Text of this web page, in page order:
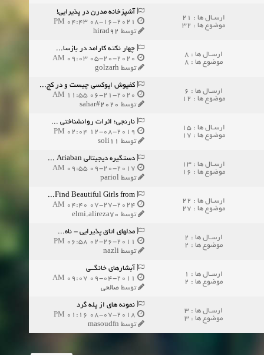
زمان:10-11-2024
ارسـال ها : 21
موضوع ها : 32
آشپزخانه مدرن در پذیرایی!
توسط hirad92
ارسـال ها : 8
موضوع ها : 8
چهار نکته کارامد در بازسا...
توسط golzarh
ارسـال ها : 6
موضوع ها : 12
کفپوش اپوکسی چیست و در کج...
توسط sahar#2020
ارسـال ها : 15
موضوع ها : 17
نارنجی؛ اثرات روانشناختی ...
توسط soli11
ارسـال ها : 13
موضوع ها : 16
دستگیره دیجیتالی Ariaban ...
توسط pariol
ارسـال ها : 22
موضوع ها : 27
Find Beautiful Girls from...
توسط elmi.alireza70
ارسـال ها : 2
موضوع ها : 2
مدلهای اتاق پذیرایی - ناه...
توسط nazli
ارسـال ها : 1
موضوع ها : 2
آبشارهای خانگــی
توسط صالحي
ارسـال ها : 3
موضوع ها : 3
نمونه های از پله گرد
توسط masoudfn